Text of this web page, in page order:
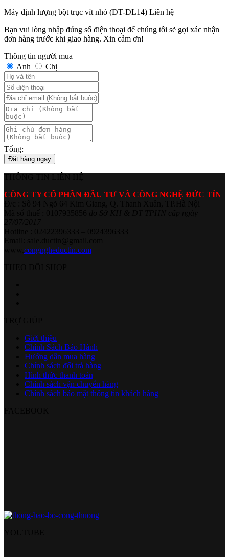
Máy định lượng bột trục vít nhỏ (ĐT-DL14) Liên hệ
Bạn vui lòng nhập đúng số điện thoại để chúng tôi sẽ gọi xác nhận
đơn hàng trước khi giao hàng. Xin cảm ơn!
Thông tin người mua
Anh
Chị
Tổng:
Đặt hàng ngay
CÔNG TY CỔ PHẦN ĐẦU TƯ VÀ CÔNG NGHỆ ĐỨC TÍN
congngheductin.com
Giới thiệu
Chính Sách Bảo Hành
Hướng dẫn mua hàng
Chính sách đổi trả hàng
Hình thức thanh toán
Chính sách vận chuyển hàng
Chính sách bảo mật thông tin khách hàng